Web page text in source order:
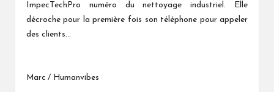
ImpecTechPro numéro du nettoyage industriel. Elle
décroche pour la première fois son téléphone pour appeler
des clients...
Marc / Humanvibes